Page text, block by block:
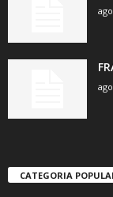
CATEGORIA